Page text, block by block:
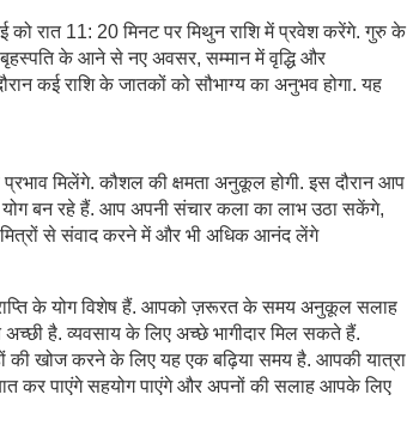
को रात 11: 20 मिनट पर मिथुन राशि में प्रवेश करेंगे. गुरु के
बृहस्पति के आने से नए अवसर, सम्मान में वृद्धि और
कई राशि के जातकों को सौभाग्य का अनुभव होगा. यह
मिलेंगे. कौशल की क्षमता अनुकूल होगी. इस दौरान आप
बन रहे हैं. आप अपनी संचार कला का लाभ उठा सकेंगे,
से संवाद करने में और भी अधिक आनंद लेंगे
के योग विशेष हैं. आपको ज़रूरत के समय अनुकूल सलाह
है. व्यवसाय के लिए अच्छे भागीदार मिल सकते हैं.
खोज करने के लिए यह एक बढ़िया समय है. आपकी यात्रा
कर पाएंगे सहयोग पाएंगे और अपनों की सलाह आपके लिए